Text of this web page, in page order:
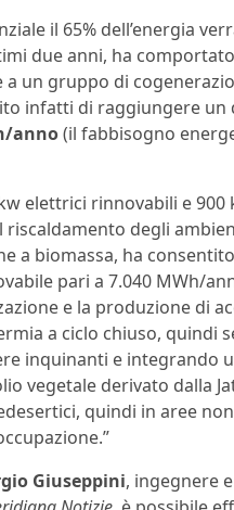
il 65% dell’energia
due anni, ha
un gruppo di
infatti di raggiungere
anno(il fabbisogno
elettrici rinnovabili e
riscaldamento degli
a biomassa, ha
pari a 7.040 MWh/
e la produzione di
a ciclo chiuso, quindi
inquinanti e integrando
vegetale derivato dalla
quindi in aree
Giuseppini, ingegnere